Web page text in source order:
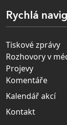
Rychlá
Tiskové zprávy
Rozhovory v
Projevy
Komentáře
Kalendář akcí
Kontakt